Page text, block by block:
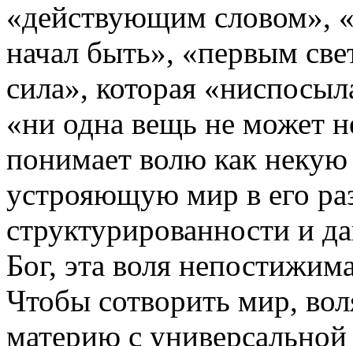
«действующим словом»,
начал быть», «первым
сила», которая
«ни одна вещь не может
понимает волю как
устрояющую мир в его
структурированности и
Бог, эта воля
Чтобы сотворить мир,
материю с